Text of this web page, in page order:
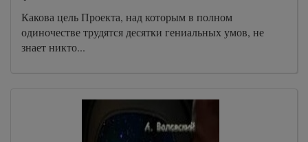
Какова цель Проекта, над которым в полном
одиночестве трудятся десятки гениальных умов, не
знает никто...